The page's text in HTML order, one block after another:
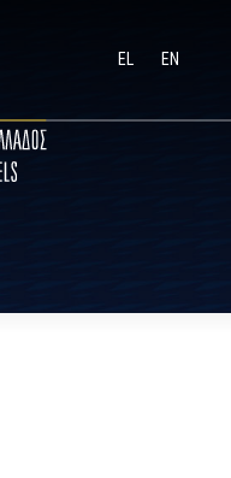
EL EN